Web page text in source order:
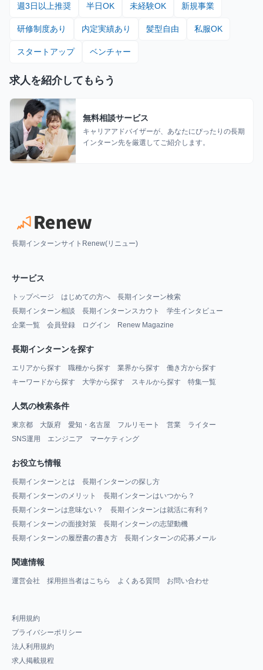
週3日以上推奨 半日OK 未経験OK 新規事業
研修制度あり 内定実績あり 髪型自由 私服OK
スタートアップ ベンチャー
求人を紹介してもらう
無料相談サービス
キャリアアドバイザーが、あなたにぴったりの長期
インターン先を厳選してご紹介します。
長期インターンサイトRenew(リニュー)
サービス
トップページ はじめての方へ
長期インターン検索
長期インターン相談
長期インターンスカウト
学生インタビュー
企業一覧
会員登録 ログイン Renew Magazine
長期インターンを探す
エリアから探す 職種から探す 業界から探す
働き方から探す
キーワードから探す
大学から探す スキルから探す 特集一覧
人気の検索条件
東京都 大阪府 愛知・名古屋 フルリモート 営業
ライター
SNS運用
エンジニア マーケティング
お役立ち情報
長期インターンとは
長期インターンの探し方
長期インターンのメリット
長期インターンはいつから？
長期インターンは意味ない？
長期インターンは就活に有利？
長期インターンの面接対策
長期インターンの志望動機
長期インターンの履歴書の書き方
長期インターンの応募メール
関連情報
運営会社 採用担当者はこちら よくある質問 お問い合わせ
利用規約
プライバシーポリシー
法人利用規約
求人掲載規程